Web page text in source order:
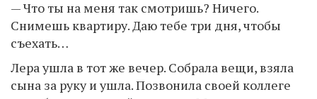
— Что ты на меня так смотришь? Ничего.
Снимешь квартиру. Даю тебе три дня, чтобы
съехать…
Лера ушла в тот же вечер. Собрала вещи, взяла
сына за руку и ушла. Позвонила своей коллеге